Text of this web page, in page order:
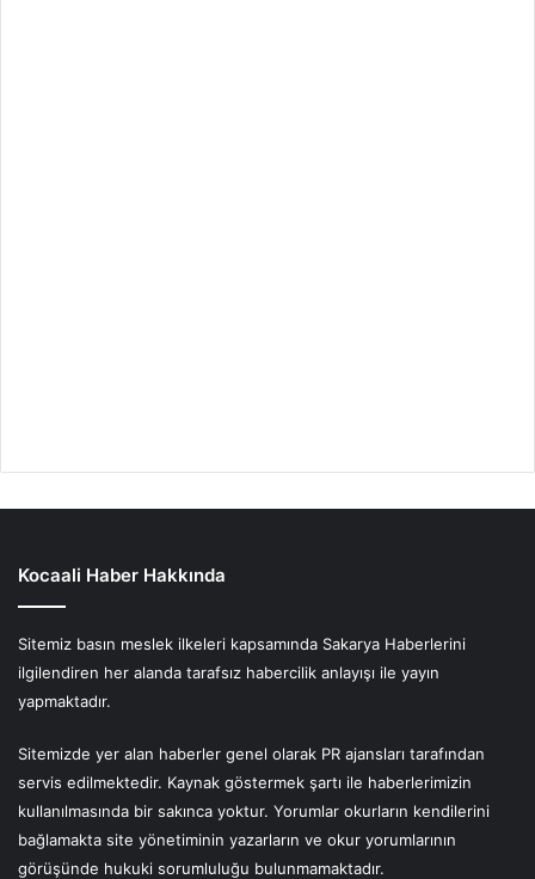
Kocaali Haber Hakkında
Sitemiz basın meslek ilkeleri kapsamında Sakarya Haberlerini
ilgilendiren her alanda tarafsız habercilik anlayışı ile yayın
yapmaktadır.
Sitemizde yer alan haberler genel olarak PR ajansları tarafından
servis edilmektedir. Kaynak göstermek şartı ile haberlerimizin
kullanılmasında bir sakınca yoktur. Yorumlar okurların kendilerini
bağlamakta site yönetiminin yazarların ve okur yorumlarının
görüşünde hukuki sorumluluğu bulunmamaktadır.